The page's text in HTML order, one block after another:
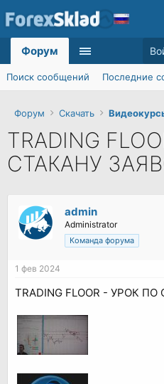
Форум Скачать
TRADING
СТАКАНУ
admin
Administrator
Команда форума
1 фев 2024
TRADING FLOOR - УРОК
Форум
Поиск сообщений Последние